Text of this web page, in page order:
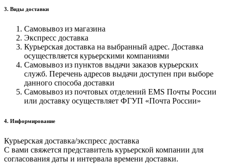
3. Виды доставки
Самовывоз из магазина
Экспресс доставка
Курьерская доставка на выбранный адрес. Доставка
осуществляется курьерскими компаниями
Самовывоз из пунктов выдачи заказов курьерских
служб. Перечень адресов выдачи доступен при выборе
данного способа доставки
Самовывоз из почтовых отделений EMS Почты России
или доставку осуществляет ФГУП «Почта России»
4. Информирование
Курьерская доставка/экспресс доставка
С вами свяжется представитель курьерской компании для
согласования даты и интервала времени доставки.